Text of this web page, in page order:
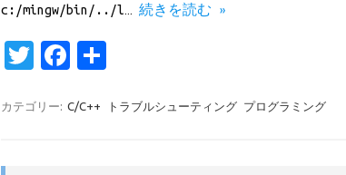
c:/mingw/bin/../l… 続きを読む »
T
it
Fa
e
カテゴリー: C/C++ トラブルシューティング プログラミング